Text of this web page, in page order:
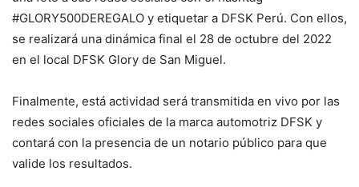
#GLORY500DEREGALO y etiquetar a DFSK Perú. Con ellos,
se realizará una dinámica final el 28 de octubre del 2022
en el local DFSK Glory de San Miguel.
Finalmente, está actividad será transmitida en vivo por las
redes sociales oficiales de la marca automotriz DFSK y
contará con la presencia de un notario público para que
valide los resultados.